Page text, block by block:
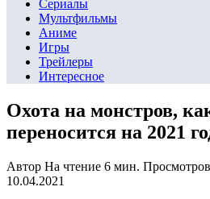
Сериалы
Мультфильмы
Аниме
Игры
Трейлеры
Интересное
Охота на монстров,
переносится на 2021
Автор На чтение 6 мин. Просмотров
10.04.2021